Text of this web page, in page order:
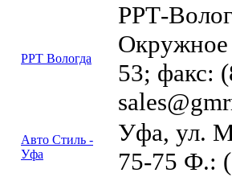
РРТ Вологда
РРТ-
Окружное
53; факс:
Авто Стиль -
Уфа
Уфа, ул.
75-75 Ф.: